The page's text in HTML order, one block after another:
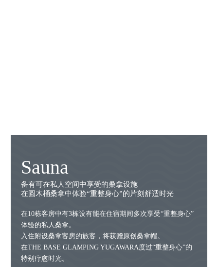
Sauna
备有可在私人空间中享受的桑拿设施
在圆木桶桑拿中体验“重整身心”的片刻舒适时光
在10栋客房中有3栋设有能在住宿期间多次享受“重整身心”
体验的私人桑拿。
入住附设桑拿客房的旅客，将获赠原创桑拿帽。
在THE BASE GLAMPING YUGAWARA度过“重整身心”的
特别疗愈时光。